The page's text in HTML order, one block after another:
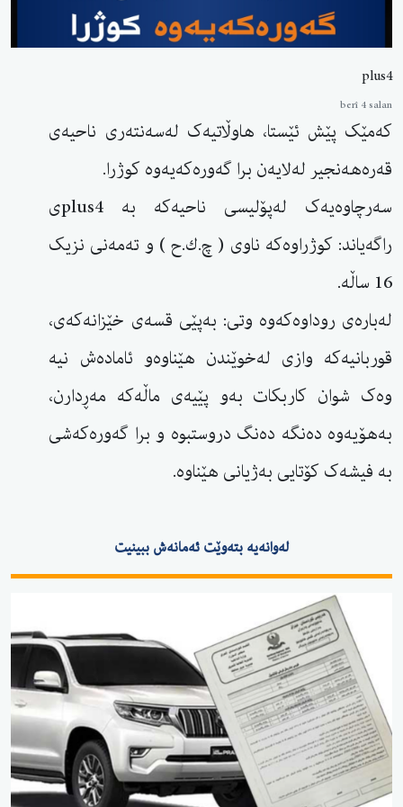
plus4
berî 4 salan
کەمێک پێش ئێستا، هاوڵاتیەک لەسەنتەری ناحیەی
قەرەهەنجیر لەلایەن برا گەورەکەیەوە کوژرا.
سەرچاوەیەک لەپۆلیسی ناحیەکە بە plus4ی
راگەیاند: کوژراوەکە ناوی ( چ.ك.ح ) و تەمەنی نزیک
16 ساڵە.
لەبارەی روداوەکەوە وتی: بەپێی قسەی خێزانەکەی،
قوربانیەکە وازی لەخوێندن هێناوەو ئامادەش نیە
وەک شوان کاربکات بەو پێیەی ماڵەکە مەڕدارن،
بەهۆیەوە دەنگە دەنگ دروستبوە و برا گەورەکەشی
بە فیشەک کۆتایی بەژیانی هێناوە.
لەوانەیە بتەوێت ئەمانەش ببینیت